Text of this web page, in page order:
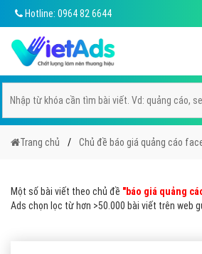
Hotline: 0964 82 6644
Trang chủ Chủ đề báo giá quảng cáo
Một số bài viết theo chủ đề "báo giá quảng
Ads chọn lọc từ hơn >50.000 bài viết trên web